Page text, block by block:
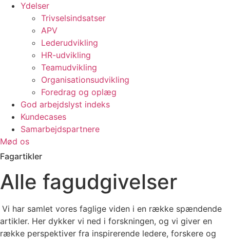
Ydelser
Trivselsindsatser
APV
Lederudvikling
HR-udvikling
Teamudvikling
Organisationsudvikling
Foredrag og oplæg
God arbejdslyst indeks
Kundecases
Samarbejdspartnere
Mød os
Fagartikler
Alle fagudgivelser
Vi har samlet vores faglige viden i en række spændende
artikler. Her dykker vi ned i forskningen, og vi giver en
række perspektiver fra inspirerende ledere, forskere og